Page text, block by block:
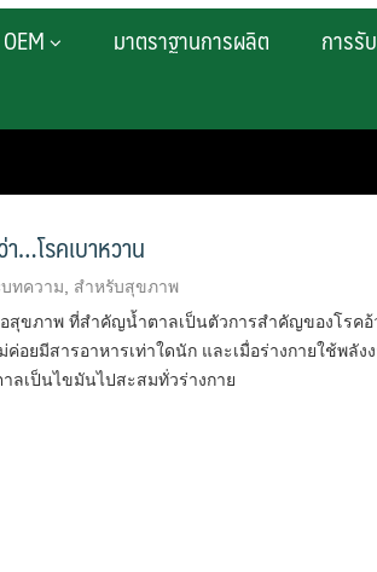
มาตราฐานการผลิต การ
…โรคเบาหวาน
ทความ
สำหรับสุขภาพ
สุขภาพ ที่สำคัญน้ำตาลเป็นตัวการสำคัญของโรคอ้
ค่อยมีสารอาหารเท่าใดนัก และเมื่อร่างกายใช้พลัง
ลเป็นไขมันไปสะสมทั่วร่างกาย